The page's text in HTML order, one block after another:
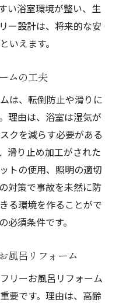
い浴室環境が整い、生
ー設計は、将来的な安
いえます。
ムの工夫
は、転倒防止や滑りに
理由は、浴室は湿気が
クを減らす必要がある
滑り止め加工がされた
トの使用、照明の適切
対策で事故を未然に防
る環境を作ることがで
必須条件です。
風呂リフォーム
リーお風呂リフォーム
要です。理由は、高齢